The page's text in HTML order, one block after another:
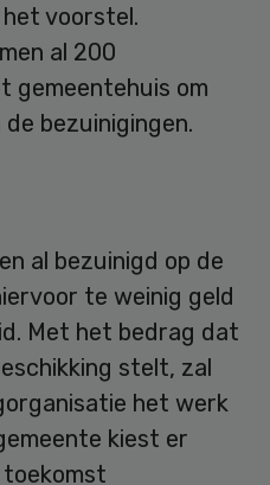
voorstel.
al 200
gemeentehuis om
bezuinigingen.
al bezuinigd op de
te weinig geld
Met het bedrag dat
stelt, zal
het werk
kiest er